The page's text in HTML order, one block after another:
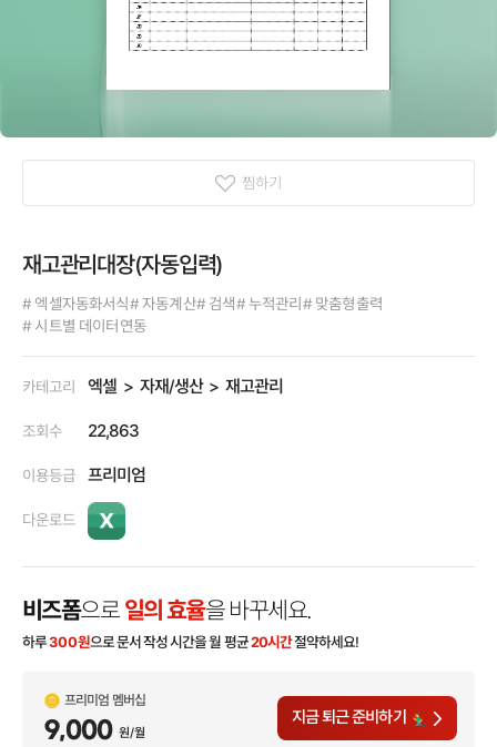
찜하기
재고관리대장(자동입력)
# 엑셀자동화서식# 자동계산# 검색# 누적관리 # 맞춤형출력
# 시트별 데이터연동
카테고리 엑셀 자재/생산 재고관리
조회수 22,863
이용등급 프리미엄
다운로드
비즈폼으로 일의 효율을 바꾸세요.
하루300원으로 문서 작성 시간을 월 평균20시간절약하세요!
프리미엄 멤버십
9,000 원/월
지금 퇴근 준비하기